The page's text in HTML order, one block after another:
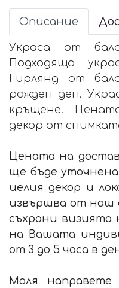
Описание
Украса от
Подходяща
Гирлянд от
рожден ден.
кръщене.
декор от
Цената на
ще бъде уточнена
целия декор и
извършва от наш
съхрани визията
на Вашата
от 3 до 5 часа в
Моля